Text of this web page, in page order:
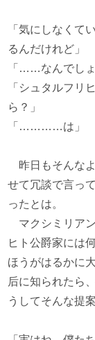
「気にしなくて
るんだけれど」
「……なんでしょ
「シュタルフリ
ら？」
「…………は」
昨日もそんな
せて冗談で言っ
ったとは。
マクシミリア
ヒト公爵家には
ほうがはるかに
后に知られたら
うしてそんな提